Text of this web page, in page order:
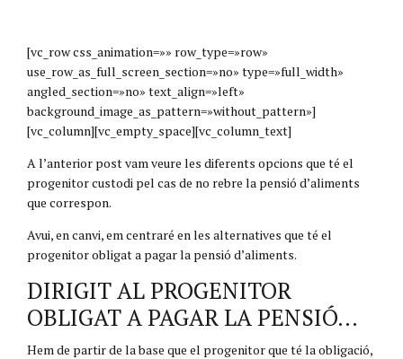
[vc_row css_animation=»» row_type=»row»
use_row_as_full_screen_section=»no» type=»full_width»
angled_section=»no» text_align=»left»
background_image_as_pattern=»without_pattern»]
[vc_column][vc_empty_space][vc_column_text]
A l’anterior post vam veure les diferents opcions que té el
progenitor custodi pel cas de no rebre la pensió d’aliments
que correspon.
Avui, en canvi, em centraré en les alternatives que té el
progenitor obligat a pagar la pensió d’aliments.
DIRIGIT AL PROGENITOR
OBLIGAT A PAGAR LA PENSIÓ…
Hem de partir de la base que el progenitor que té la obligació,